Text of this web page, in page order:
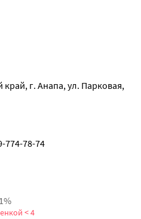
край, г. Анапа, ул. Парковая,
774-78-74
1%
< 4